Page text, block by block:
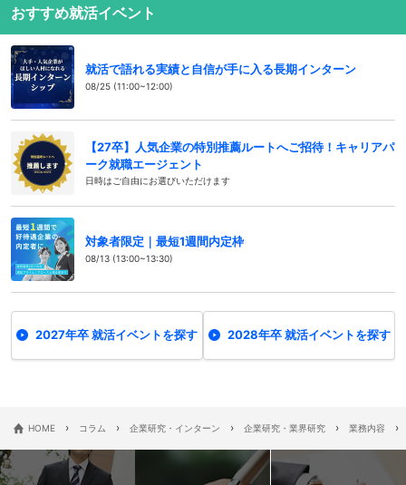
おすすめ就活イベント
就活で語れる実績と自信が手に入る長期インターン
08/25 (11:00~12:00)
【27卒】人気企業の特別推薦ルートへご招待！キャリアパ
ーク就職エージェント
日時はご自由にお選びいただけます
対象者限定｜最短1週間内定枠
08/13 (13:00~13:30)
2027年卒 就活イベントを探す 2028年卒 就活イベントを探す
HOME › コラム › 企業研究・インターン › 企業研究・業界研究 › 業務内容 ›